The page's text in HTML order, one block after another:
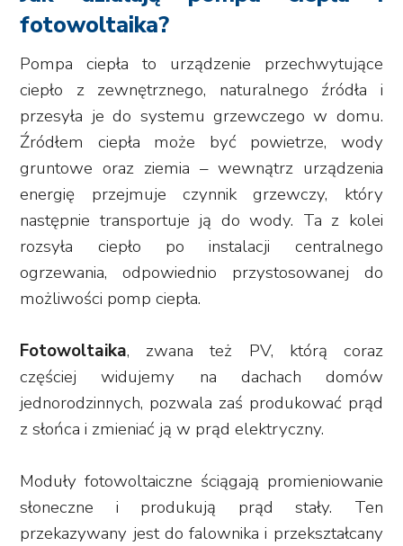
fotowoltaika?
Pompa ciepła to urządzenie przechwytujące
ciepło z zewnętrznego, naturalnego źródła i
przesyła je do systemu grzewczego w domu.
Źródłem ciepła może być powietrze, wody
gruntowe oraz ziemia – wewnątrz urządzenia
energię przejmuje czynnik grzewczy, który
następnie transportuje ją do wody. Ta z kolei
rozsyła ciepło po instalacji centralnego
ogrzewania, odpowiednio przystosowanej do
możliwości pomp ciepła.
Fotowoltaika, zwana też PV, którą coraz
częściej widujemy na dachach domów
jednorodzinnych, pozwala zaś produkować prąd
z słońca i zmieniać ją w prąd elektryczny.
Moduły fotowoltaiczne ściągają promieniowanie
słoneczne i produkują prąd stały. Ten
przekazywany jest do falownika i przekształcany